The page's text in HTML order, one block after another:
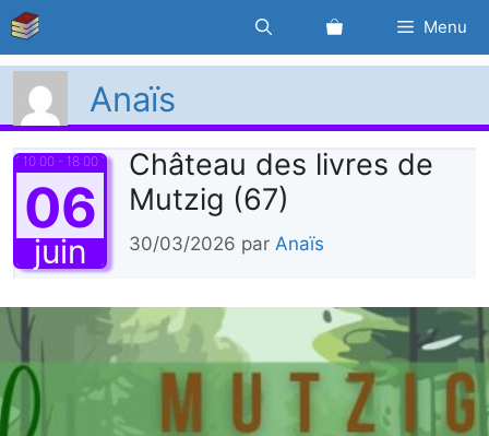
Aller
au
contenu
Menu
Anaïs
10:00 - 18:00
06
juin
Château des livres de
Mutzig (67)
30/03/2026 par Anaïs